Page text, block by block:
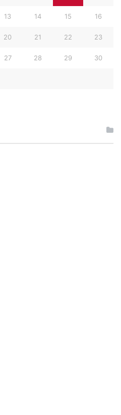
13 14 15 16
20 21 22 23
27 28 29 30